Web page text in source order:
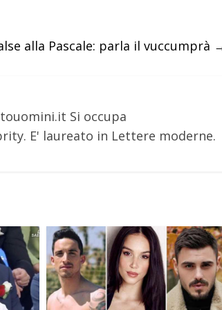
alla Pascale: parla il vuccumprà
Si occupa
E' laureato in Lettere moderne.